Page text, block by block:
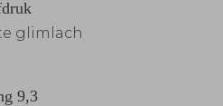
glimlach
9,3